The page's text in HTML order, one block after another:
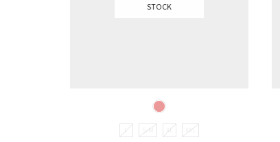
STOCK
L S/M XL XXL